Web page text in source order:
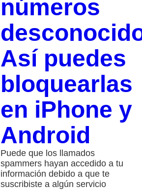
números
Así puedes
bloquearlas
en iPhone y
Android
Puede que los llamados
spammers hayan accedido a tu
información debido a que te
suscribiste a algún servicio